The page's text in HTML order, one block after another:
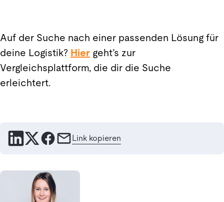
Auf der Suche nach einer passenden Lösung für
deine Logistik? Hier geht’s zur
Vergleichsplattform, die dir die Suche
erleichtert.
Link kopieren